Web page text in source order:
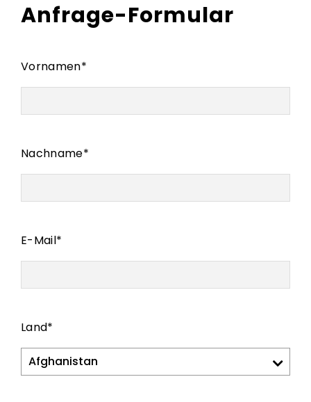
Anfrage-Formular
Vornamen*
Nachname*
E-Mail*
Land*